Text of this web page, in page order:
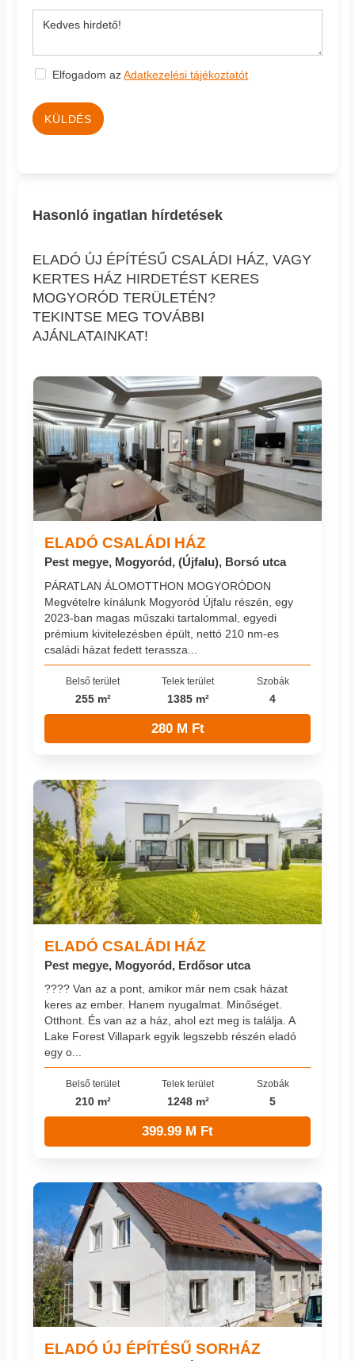
Elfogadom azAdatkezelési tájékoztatót
KÜLDÉS
Hasonló ingatlan hírdetések
ELADÓ ÚJ ÉPÍTÉSŰ CSALÁDI HÁZ, VAGY
KERTES HÁZ HIRDETÉST KERES
MOGYORÓD TERÜLETÉN?
TEKINTSE MEG TOVÁBBI
AJÁNLATAINKAT!
ELADÓ CSALÁDI HÁZ
Pest megye, Mogyoród, (Újfalu), Borsó utca
PÁRATLAN ÁLOMOTTHON MOGYORÓDON
Megvételre kínálunk Mogyoród Újfalu részén, egy
2023-ban magas műszaki tartalommal, egyedi
prémium kivitelezésben épült, nettó 210 nm-es
családi házat fedett terassza...
Belső terület
255 m²
Telek terület
1385 m²
Szobák
4
280 M Ft
ELADÓ CSALÁDI HÁZ
Pest megye, Mogyoród, Erdősor utca
???? Van az a pont, amikor már nem csak házat
keres az ember. Hanem nyugalmat. Minőséget.
Otthont. És van az a ház, ahol ezt meg is találja. A
Lake Forest Villapark egyik legszebb részén eladó
egy o...
Belső terület
210 m²
Telek terület
1248 m²
Szobák
5
399.99 M Ft
ELADÓ ÚJ ÉPÍTÉSŰ SORHÁZ